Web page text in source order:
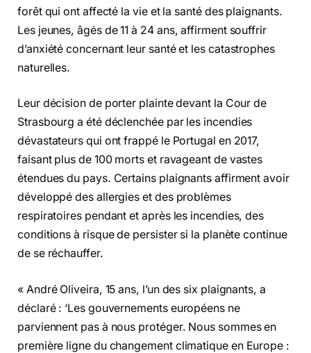
forêt qui ont affecté la vie et la santé des plaignants.
Les jeunes, âgés de 11 à 24 ans, affirment souffrir
d’anxiété concernant leur santé et les catastrophes
naturelles.
Leur décision de porter plainte devant la Cour de
Strasbourg a été déclenchée par les incendies
dévastateurs qui ont frappé le Portugal en 2017,
faisant plus de 100 morts et ravageant de vastes
étendues du pays. Certains plaignants affirment avoir
développé des allergies et des problèmes
respiratoires pendant et après les incendies, des
conditions à risque de persister si la planète continue
de se réchauffer.
« André Oliveira, 15 ans, l’un des six plaignants, a
déclaré : ‘Les gouvernements européens ne
parviennent pas à nous protéger. Nous sommes en
première ligne du changement climatique en Europe :